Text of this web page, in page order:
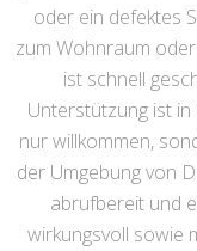
oder ein defektes
zum Wohnraum
ist schnell
Unterstützung ist
nur willkommen,
der Umgebung von
abrufbereit und
wirkungsvoll sowie